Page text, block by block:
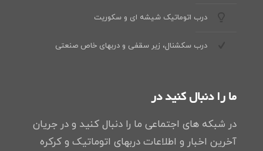
درب اتوماتیک شیشه ای و سکوریت
درب سکشنال، زیر سقفی و دربهای خاص صنعتی
ما را دنبال کنید در
در شبکه های اجتماعی ما را دنبال کنید و در جریان
آخرین اخبار و اطلاعات دربهای اتوماتیک و کرکره